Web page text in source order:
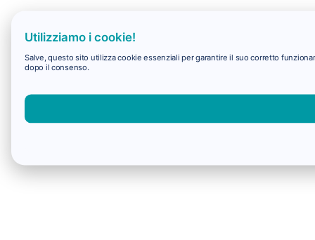
Utilizziamo i cookie!
Salve, questo sito utilizza cookie essenziali per garantire il suo corretto
dopo il consenso.